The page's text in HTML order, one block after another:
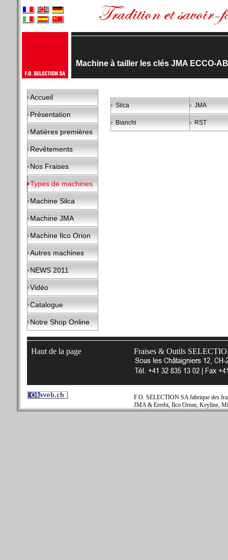
Machine à tailler les clés JMA ECCO-
Accueil
Présentation
Matières premières
Revêtements
Nos Fraises
Types de machines
Machine Silca
Machine JMA
Machine Ilco Orion
Autres machines
NEWS 2011
Vidéo
Catalogue
Notre Shop Online
Silca JMA
Bianchi RST
Haut de la page Fraises & Outils
F.O. SELECTION SA fabrique des
JMA & Errebi, Ilco Orion, Keyline,